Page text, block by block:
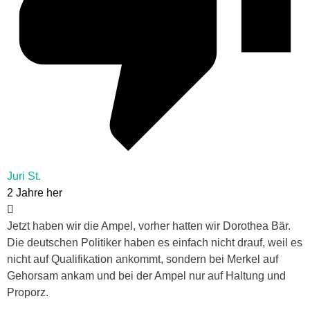
Juri St.
2 Jahre her
Jetzt haben wir die Ampel, vorher hatten wir Dorothea Bär.
Die deutschen Politiker haben es einfach nicht drauf, weil es
nicht auf Qualifikation ankommt, sondern bei Merkel auf
Gehorsam ankam und bei der Ampel nur auf Haltung und
Proporz.